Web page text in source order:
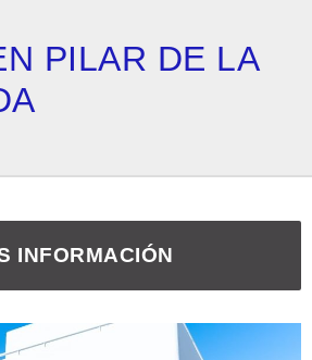
PILAR DE LA
INFORMACIÓN